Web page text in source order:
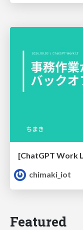
chimaki_iot
Featured